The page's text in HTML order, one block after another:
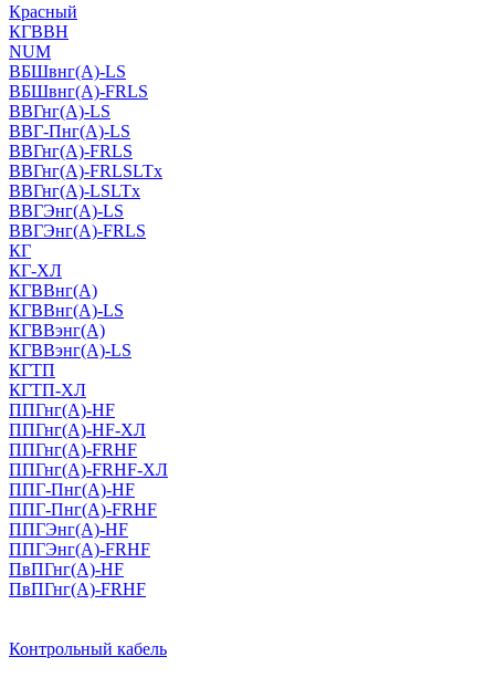
Красный
КГВВН
NUM
ВБШвнг(А)-LS
ВБШвнг(А)-FRLS
ВВГнг(А)-LS
ВВГ-Пнг(А)-LS
ВВГнг(А)-FRLS
ВВГнг(А)-FRLSLTx
ВВГнг(А)-LSLTx
ВВГЭнг(А)-LS
ВВГЭнг(А)-FRLS
КГ
КГ-ХЛ
КГВВнг(А)
КГВВнг(А)-LS
КГВВэнг(А)
КГВВэнг(А)-LS
КГТП
КГТП-ХЛ
ППГнг(А)-HF
ППГнг(А)-HF-ХЛ
ППГнг(А)-FRHF
ППГнг(А)-FRHF-ХЛ
ППГ-Пнг(А)-HF
ППГ-Пнг(А)-FRHF
ППГЭнг(А)-HF
ППГЭнг(А)-FRHF
ПвПГнг(А)-HF
ПвПГнг(А)-FRHF
Контрольный кабель